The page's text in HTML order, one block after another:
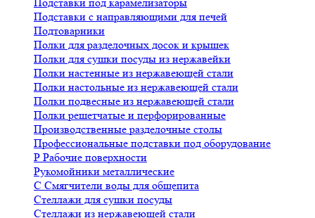
Подставки с направляющими для печей
Подтоварники
Полки для разделочных досок и крышек
Полки для сушки посуды из нержавейки
Полки настенные из нержавеющей стали
Полки настольные из нержавеющей стали
Полки подвесные из нержавеющей стали
Полки решетчатые и перфорированные
Производственные разделочные столы
Профессиональные подставки под оборудование
Р Рабочие поверхности
Рукомойники металлические
С Смягчители воды для общепита
Стеллажи для сушки посуды
Стеллажи из нержавеющей стали